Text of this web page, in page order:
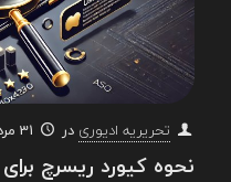
تحریریه ادیوری در 31 مرداد 1403
نحوه کیورد ریسرچ